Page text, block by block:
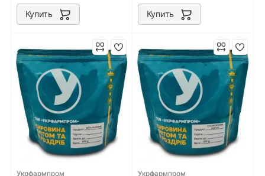
Купить Купить
Укрфармпром Укрфармпром